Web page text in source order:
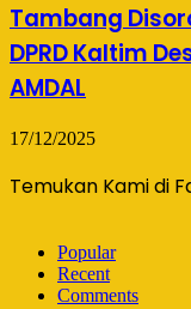
Tambang
DPRD Kaltim
AMDAL
17/12/2025
Temukan Kami di
Popular
Recent
Comments